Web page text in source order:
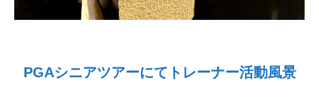
PGAシニアツアーにてトレーナー活動風景